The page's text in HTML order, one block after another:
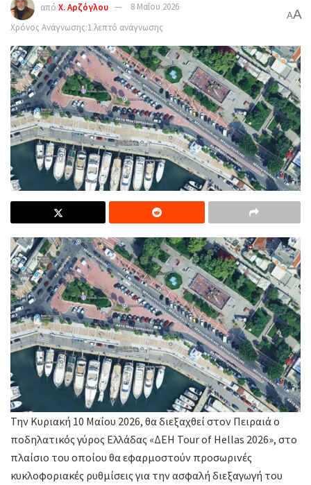
από Χ. Αρζόγλου
8 Μαΐου 2026
Χρόνος Ανάγνωσης:1 λεπτό ανάγνωσης
AA
Την Κυριακή 10 Μαΐου 2026, θα διεξαχθεί στον Πειραιά ο
ποδηλατικός γύρος Ελλάδας «ΔΕΗ Tour of Hellas 2026», στο
πλαίσιο του οποίου θα εφαρμοστούν προσωρινές
κυκλοφοριακές ρυθμίσεις για την ασφαλή διεξαγωγή του